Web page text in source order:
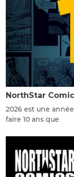
NorthStar
2026 est une
faire 10 ans que